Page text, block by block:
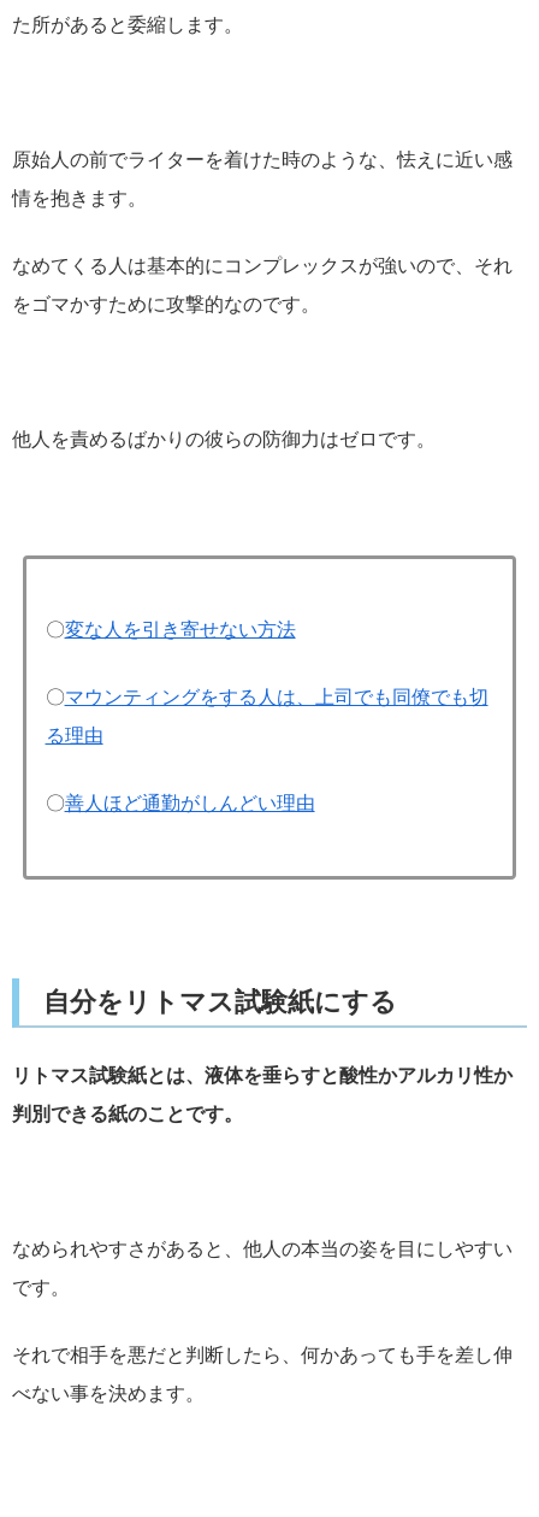
た所があると委縮します。
原始人の前でライターを着けた時のような、怯えに近い感
情を抱きます。
なめてくる人は基本的にコンプレックスが強いので、それ
をゴマかすために攻撃的なのです。
他人を責めるばかりの彼らの防御力はゼロです。
〇変な人を引き寄せない方法
〇マウンティングをする人は、上司でも同僚でも切
る理由
〇善人ほど通勤がしんどい理由
自分をリトマス試験紙にする
リトマス試験紙とは、液体を垂らすと酸性かアルカリ性か
判別できる紙のことです。
なめられやすさがあると、他人の本当の姿を目にしやすい
です。
それで相手を悪だと判断したら、何かあっても手を差し伸
べない事を決めます。